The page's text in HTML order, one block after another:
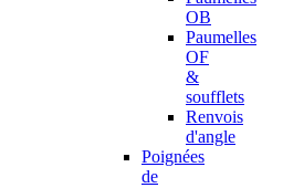
OB
Paumelles
OF
&
soufflets
Renvois
d'angle
Poignées
de